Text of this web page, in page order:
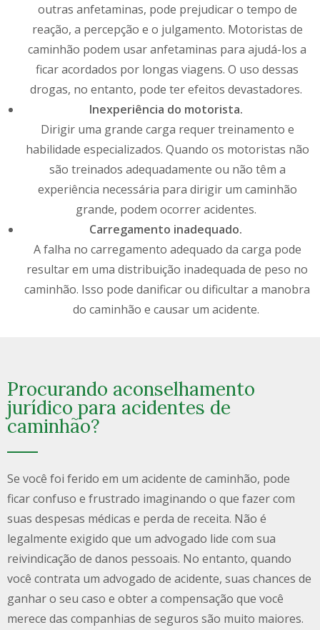
outras anfetaminas, pode prejudicar o tempo de
reação, a percepção e o julgamento. Motoristas de
caminhão podem usar anfetaminas para ajudá-los a
ficar acordados por longas viagens. O uso dessas
drogas, no entanto, pode ter efeitos devastadores.
Inexperiência do motorista.
Dirigir uma grande carga requer treinamento e
habilidade especializados. Quando os motoristas não
são treinados adequadamente ou não têm a
experiência necessária para dirigir um caminhão
grande, podem ocorrer acidentes.
Carregamento inadequado.
A falha no carregamento adequado da carga pode
resultar em uma distribuição inadequada de peso no
caminhão. Isso pode danificar ou dificultar a manobra
do caminhão e causar um acidente.
Procurando aconselhamento
jurídico para acidentes de
caminhão?
Se você foi ferido em um acidente de caminhão, pode
ficar confuso e frustrado imaginando o que fazer com
suas despesas médicas e perda de receita. Não é
legalmente exigido que um advogado lide com sua
reivindicação de danos pessoais. No entanto, quando
você contrata um advogado de acidente, suas chances de
ganhar o seu caso e obter a compensação que você
merece das companhias de seguros são muito maiores.